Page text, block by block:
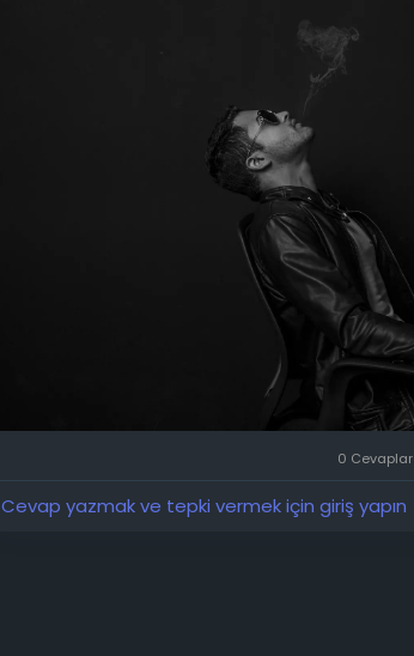
0 Cevaplar
Cevap yazmak ve tepki vermek için giriş yapın